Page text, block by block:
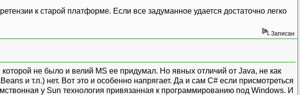
к старой платформе. Если все задуманное удается достаточно легко
Записан
не было и велий MS ее придумал. Но явных отличий от Java, не как
и т.п.) нет. Вот это и особенно напрягает. Да и сам С# если присмотреться
у Sun технология привязанная к программированию под Windows. И